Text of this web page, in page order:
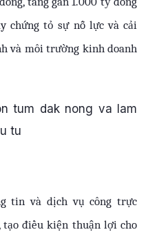
chứng tỏ sự nỗ lực và cải
và môi trường kinh doanh
tin và dịch vụ công trực
tạo điều kiện thuận lợi cho